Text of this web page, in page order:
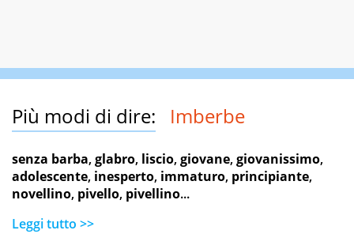
Più modi di dire: Imberbe
senza barba,glabro, liscio,giovane,giovanissimo,
adolescente, inesperto, immaturo, principiante,
novellino, pivello, pivellino...
Leggi tutto >>